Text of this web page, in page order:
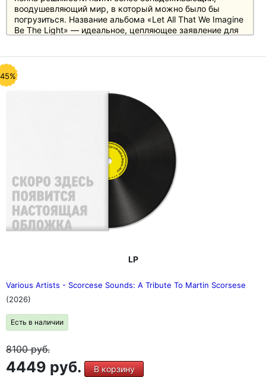
воодушевляющий мир, в который можно было бы
погрузиться. Название альбома «Let All That We Imagine
Be The Light» — идеальное, цепляющее заявление для
Стратегия выживания» — говорит вокалистка группы
Ширли Мэнсон.
Garbage состоит из Ширли Мэнсон, Дюка Эриксона,
Стива Маркера и барабанщика Бутча Вига. За 30 лет с
момента их образования в 1995 году они продали
более 20 миллионов альбомов. Они считаются одной из
самых влиятельных групп своего поколения
LP
Various Artists - Scorcese Sounds: A Tribute To Martin Scorsese
(2026)
Есть в наличии
8100руб.
4449 руб. В корзину